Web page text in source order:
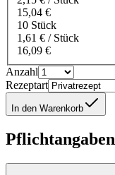
15,04 €
10 Stück
1,61 € / Stück
16,09 €
Anzahl
Rezeptart
In den Warenkorb
Pflichtangaben